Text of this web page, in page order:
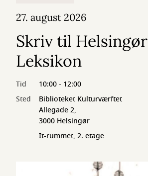
27. august 2026
Skriv til Helsingør
Leksikon
Tid
10:00 - 12:00
Sted
Biblioteket Kulturværftet
Allegade 2,
3000 Helsingør
It-rummet, 2. etage